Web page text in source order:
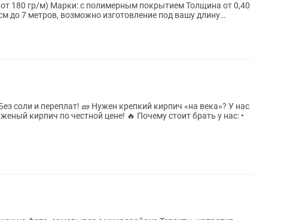
180 гр/м) Марки: с полимерным покрытием Толщина от 0,40
до 7 метров, возможно изготовление под вашу длину
соли и переплат! 🧱 Нужен крепкий кирпич «на века»? У нас
кирпич по честной цене! 🔥 Почему стоит брать у нас: •